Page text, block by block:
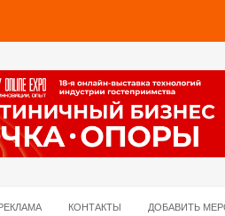
КОНТАКТЫ ДОБАВИТЬ